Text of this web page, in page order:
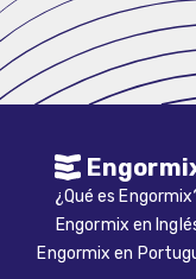
¿Qué es
Engormix en
Engormix en